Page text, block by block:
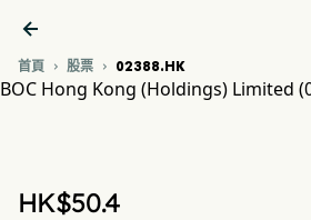

首頁  股票  02388.HK
BOC Hong Kong (Holdings) Limited
HK$50.4